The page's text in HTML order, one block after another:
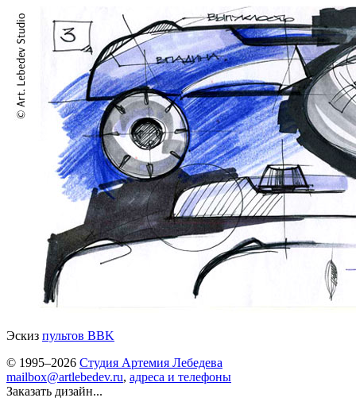
Эскиз пультов BBK
© 1995–2026 Студия Артемия Лебедева
mailbox@artlebedev.ru, адреса и телефоны
Заказать дизайн...